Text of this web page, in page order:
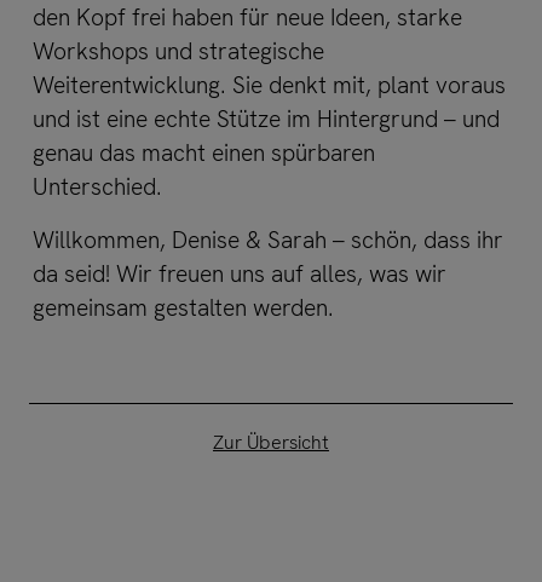
den Kopf frei haben für neue Ideen, starke
Workshops und strategische
Weiterentwicklung. Sie denkt mit, plant voraus
und ist eine echte Stütze im Hintergrund – und
genau das macht einen spürbaren
Unterschied.
Willkommen, Denise & Sarah – schön, dass ihr
da seid! Wir freuen uns auf alles, was wir
gemeinsam gestalten werden.
Zur Übersicht